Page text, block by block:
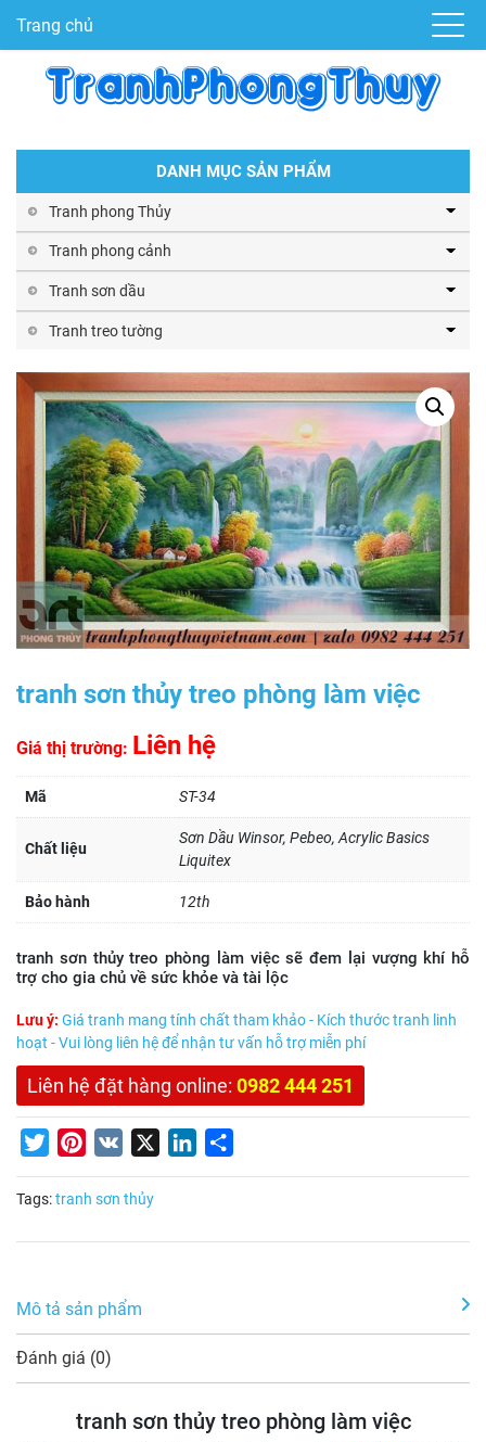
Trang chủ
DANH MỤC SẢN PHẨM
Tranh phong Thủy
Tranh phong cảnh
Tranh sơn dầu
Tranh treo tường
tranh sơn thủy treo phòng làm việc
Giá thị trường: Liên hệ
Mã ST-34
Chất liệu
Sơn Dầu Winsor, Pebeo, Acrylic Basics
Liquitex
Bảo hành 12th
tranh sơn thủy treo phòng làm việc sẽ đem lại vượng khí hỗ
trợ cho gia chủ về sức khỏe và tài lộc
Lưu ý: Giá tranh mang tính chất tham khảo - Kích thước tranh linh
hoạt - Vui lòng liên hệ để nhận tư vấn hỗ trợ miễn phí
Liên hệ đặt hàng online: 0982 444 251
TwitterPinterest
VK LinkedIn
Tags:tranh sơn thủy
Mô tả sản phẩm
Đánh giá (0)
tranh sơn thủy treo phòng làm việc